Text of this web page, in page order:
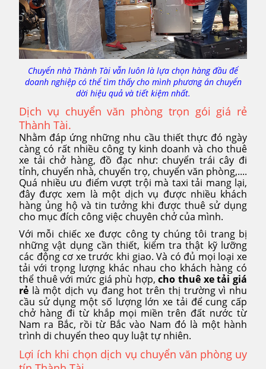
Chuyển nhà Thành Tài vẫn luôn là lựa chọn hàng đầu để
doanh nghiệp có thể tìm thấy cho mình phương án chuyển
dời hiệu quả và tiết kiệm nhất.
Dịch vụ chuyển văn phòng trọn gói giá rẻ
Thành Tài.
Nhằm đáp ứng những nhu cầu thiết thực đó ngày
càng có rất nhiều công ty kinh doanh và cho thuê
xe tải chở hàng, đồ đạc như: chuyển trái cây đi
tỉnh, chuyển nhà, chuyển trọ, chuyển văn phòng,....
Quá nhiều ưu điểm vượt trội mà taxi tải mang lại,
đây được xem là một dịch vụ được nhiều khách
hàng ủng hộ và tin tưởng khi được thuê sử dụng
cho mục đích công việc chuyên chở của mình.
Với mỗi chiếc xe được công ty chúng tôi trang bị
những vật dụng cần thiết, kiểm tra thật kỹ lưỡng
các động cơ xe trước khi giao. Và có đủ mọi loại xe
tải với trọng lượng khác nhau cho khách hàng có
thể thuê với mức giá phù hợp,cho thuê xe tải giá
rẻ là một dịch vụ đang hot trên thị trường vì nhu
cầu sử dụng một số lượng lớn xe tải để cung cấp
chở hàng đi từ khắp mọi miền trên đất nước từ
Nam ra Bắc, rồi từ Bắc vào Nam đó là một hành
trình di chuyển theo quy luật tự nhiên.
Lợi ích khi chọn dịch vụ chuyển văn phòng uy